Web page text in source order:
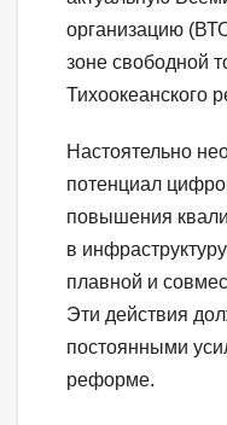
организацию
зоне свободной
Тихоокеанского
Настоятельно
потенциал
повышения
в
плавной и
Эти действия
постоянными
реформе.